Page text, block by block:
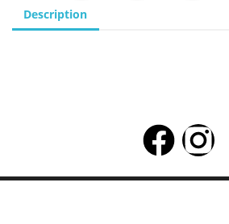
Description